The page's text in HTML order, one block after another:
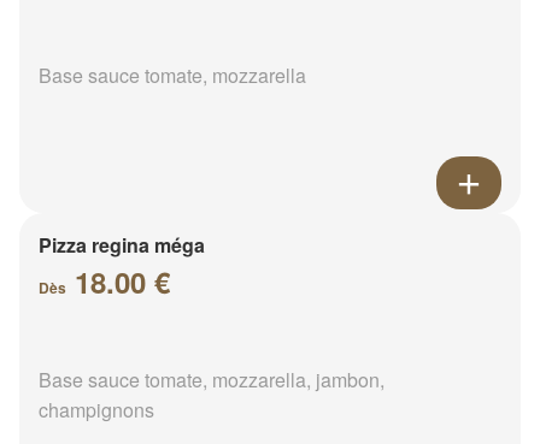
Base sauce tomate, mozzarella
Pizza regina méga
Dès 18.00 €
Base sauce tomate, mozzarella, jambon,
champignons